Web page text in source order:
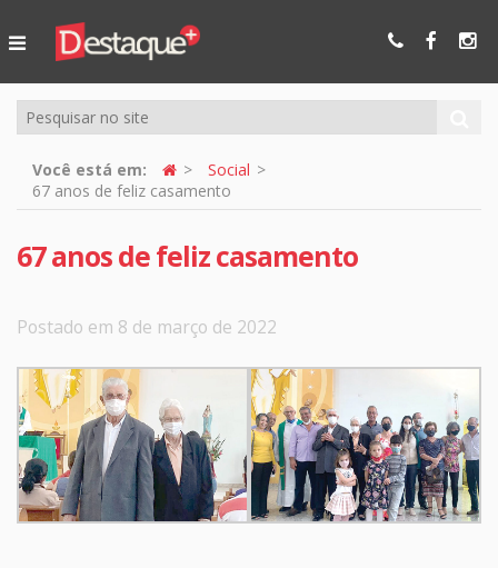
Online
Você está em:
Social
67 anos de feliz casamento
67 anos de feliz casamento
Postado em 8 de março de 2022